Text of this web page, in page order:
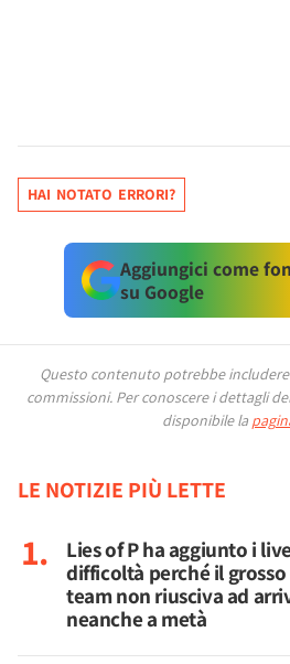
HAI NOTATO ERRORI?
Aggiungici come
su Google
Questo contenuto potrebbe
commissioni. Per conoscere i dettagli
disponibile la
LE NOTIZIE PIÙ LETTE
Lies of P ha aggiunto i
difficoltà perché il
team non riusciva ad
neanche a metà